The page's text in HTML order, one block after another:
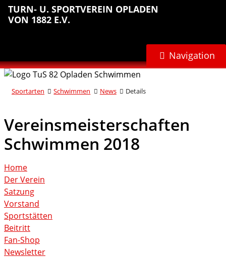
Sprungmarken
Inhalt
anspringen
Hauptnavigation
anspringen
Abteilungsnavigation
anspringen
Fußbereich
anspringen
TURN- U. SPORTVEREIN OPLADEN
VON 1882 E.V.
Navigation
Sportarten Schwimmen News Details
Vereinsmeisterschaften
Schwimmen 2018
Home
Der Verein
Satzung
Vorstand
Sportstätten
Beitritt
Fan-Shop
Newsletter